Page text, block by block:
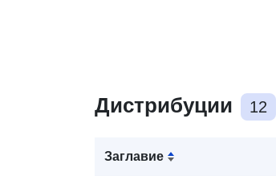
Дистрибуции 12
Заглавие